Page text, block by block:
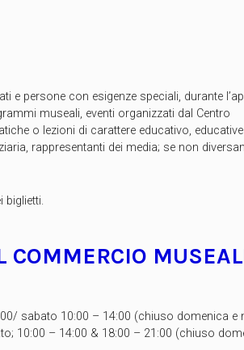
e persone con esigenze speciali, durante
museali, eventi organizzati dal Centro
o lezioni di carattere educativo,
rappresentanti dei media; se non
biglietti.
COMMERCIO
sabato 10:00 – 14:00 (chiuso domenica e
10:00 – 14:00 & 18:00 – 21:00 (chiuso